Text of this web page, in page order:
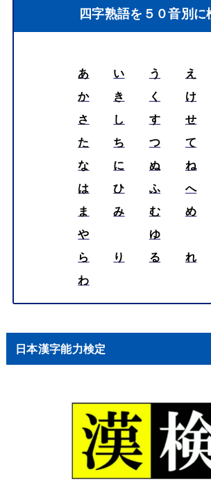
四字熟語を５０音別に
あ い う え
か
き く け
さ
し す せ
た
ち つ て
な
に ぬ ね
は
ひ ふ へ
ま
み む め
や
ゆ
ら
り る れ
わ
日本漢字能力検定